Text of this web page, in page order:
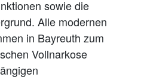
sowie die
Alle modernen
in Bayreuth zum
Vollnarkose